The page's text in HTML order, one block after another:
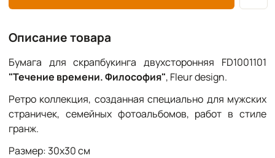
Описание товара
Бумага для скрапбукинга двухсторонняя FD1001101
"Течение времени. Философия", Fleur design.
Ретро коллекция, созданная специально для мужских
страничек, семейных фотоальбомов, работ в стиле
гранж.
Размер: 30х30 см